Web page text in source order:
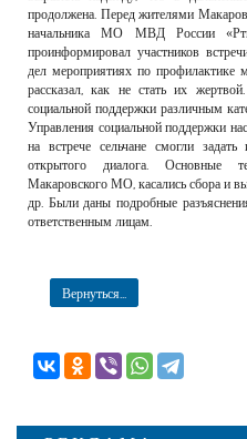
продолжена. Перед жителями
начальника МО МВД России
проинформировал участников
дел мероприятиях по профилактике
рассказал, как не стать их
социальной поддержки различным
Управления социальной поддержки
на встрече сельчане смогли
открытого диалога. Основные
Макаровского МО, касались сбора и
др. Были даны подробные
ответственным лицам.
Вернуться...